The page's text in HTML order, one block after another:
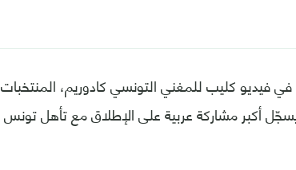
في فيديو كليب للمغني التونسي كادوريم، المنتخبات
في مونديال روسيا 2018 الذي يسجّل أكبر مشاركة عربية على الإطلاق مع تأهل تونس